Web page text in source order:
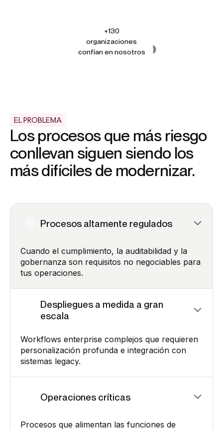
+130
organizaciones
confían en nosotros
EL PROBLEMA
Los procesos que más riesgo
conllevan siguen siendo los
más difíciles de modernizar.
Procesos altamente regulados
Cuando el cumplimiento, la auditabilidad y la
gobernanza son requisitos no negociables para
tus operaciones.
Despliegues a medida a gran
escala
Workflows enterprise complejos que requieren
personalización profunda e integración con
sistemas legacy.
Operaciones críticas
Procesos que alimentan las funciones de